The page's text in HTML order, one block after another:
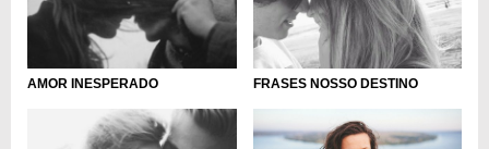
AMOR INESPERADO FRASES NOSSO DESTINO